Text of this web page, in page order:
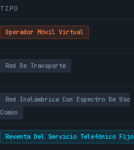
TIPO
Operador Móvil Virtual
Red De Transporte
Red Inalámbrica Con Espectro De Uso
Común
Reventa Del Servicio Telefónico Fijo